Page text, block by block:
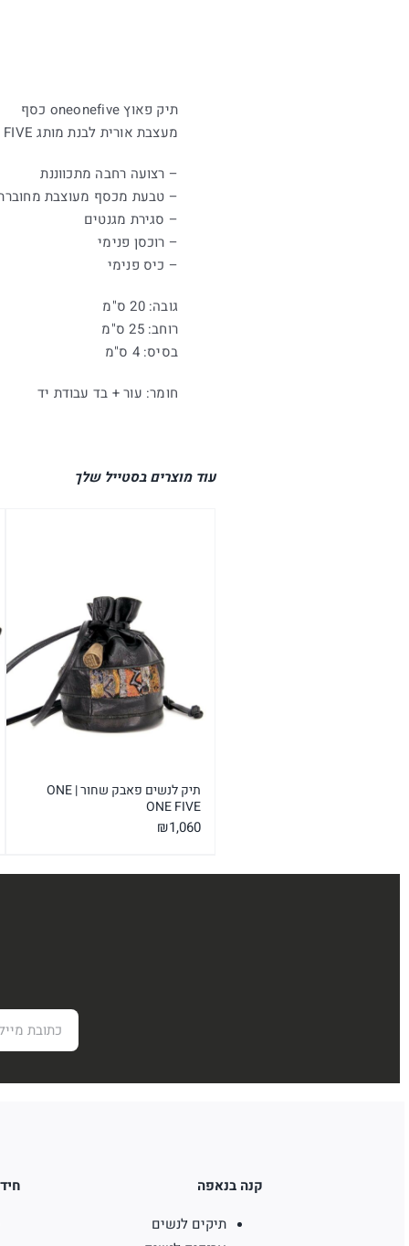
תיק פאוץ oneonefive כסף
מעצבת אורית לבנת מותג ONE ONE FIVE
– רצועה רחבה מתכווננת
– טבעת מכסף מעוצבת
– סגירת מגנטים
– רוכסן פנימי
– כיס פנימי
גובה: 20 ס"מ
רוחב: 25 ס"מ
בסיס: 4 ס"מ
חומר: עור + בד עבודת יד
עוד מוצרים בסטייל שלך
תיק לנשים פאבק שחור | ONE
ONE FIVE
₪1,060
קנה בנאפה
תיקים לנשים